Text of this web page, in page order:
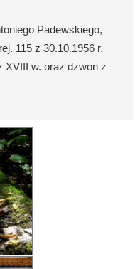
Padewskiego,
115 z 30.10.1956 r.
XVIII w. oraz dzwon z